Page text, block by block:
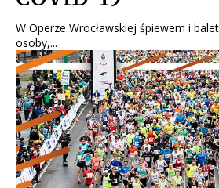
W Operze Wrocławskiej śpiewem i
osoby,...